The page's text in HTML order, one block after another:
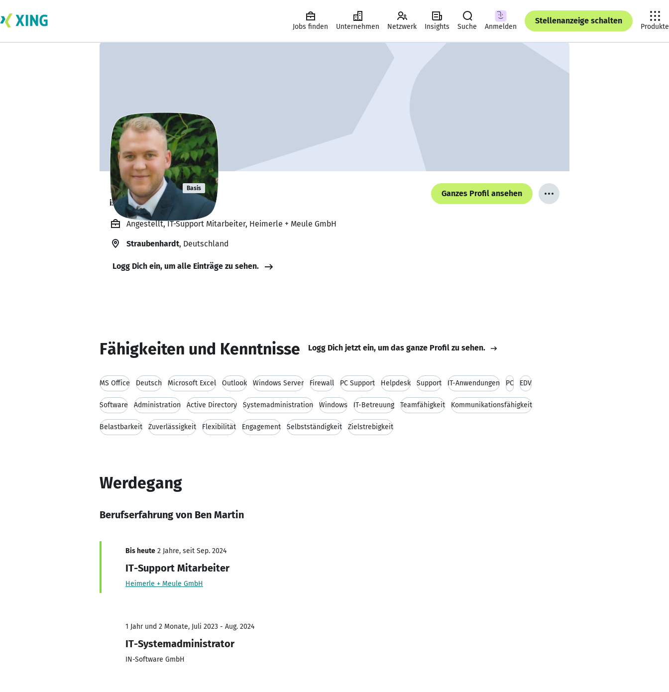
Jobs finden Unternehmen Netzwerk Insights Suche Anmelden
Stellenanzeige schalten
Produkte
Ben Martin Basis
ist offen für Projekte. 🔎
Ganzes Profil ansehen
Angestellt, IT-Support Mitarbeiter, Heimerle + Meule GmbH
Straubenhardt, Deutschland
Logg Dich ein, um alle Einträge zu sehen.
Fähigkeiten und Kenntnisse Logg Dich jetzt ein, um das ganze Profil zu sehen.
MS Office Deutsch Microsoft Excel Outlook Windows Server Firewall PC Support Helpdesk Support IT-Anwendungen PC EDV
Software Administration Active Directory Systemadministration Windows IT-Betreuung Teamfähigkeit Kommunikationsfähigkeit
Belastbarkeit Zuverlässigkeit Flexibilität Engagement Selbstständigkeit Zielstrebigkeit
Werdegang
Berufserfahrung von Ben Martin
Bis heute 2 Jahre, seit Sep. 2024
IT-Support Mitarbeiter
Heimerle + Meule GmbH
1 Jahr und 2 Monate, Juli 2023 - Aug. 2024
IT-Systemadministrator
IN-Software GmbH